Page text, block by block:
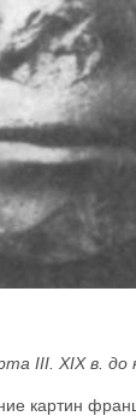
III. XIX в. до
картин